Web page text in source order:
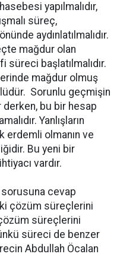
yapılmalıdır,
süreç,
aydınlatılmalıdır.
mağdur olan
süreci başlatılmalıdır.
mağdur olmuş
Sorunlu geçmişin
bu bir hesap
Yanlışların
erdemli olmanın ve
Bu yeni bir
vardır.
cevap
çözüm süreçlerini
süreçlerini
süreci de benzer
Abdullah Öcalan